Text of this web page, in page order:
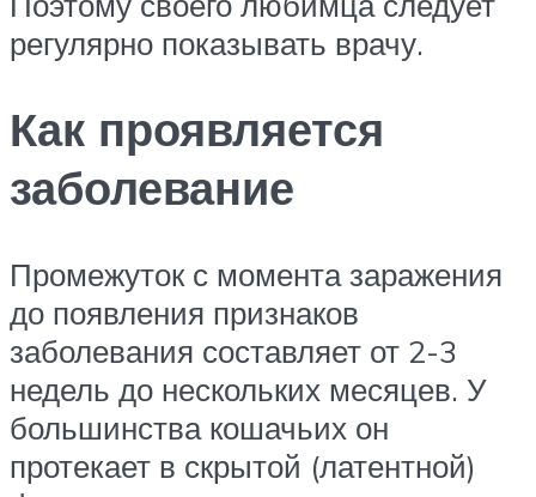
регулярно показывать врачу.
Как проявляется
заболевание
Промежуток с момента заражения
до появления признаков
заболевания составляет от 2-3
недель до нескольких месяцев. У
большинства кошачьих он
протекает в скрытой (латентной)